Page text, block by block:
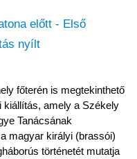
főterén is megtekinthető
kiállítás, amely a Székely
Tanácsának
magyar királyi (brassói)
történetét mutatja